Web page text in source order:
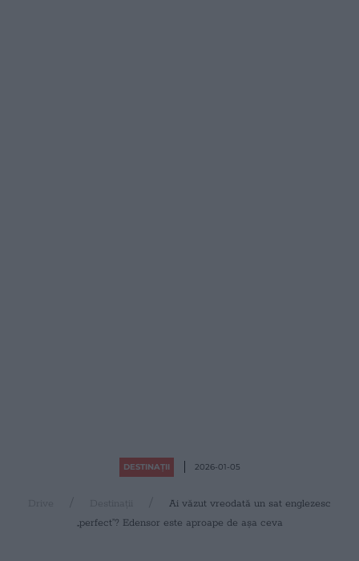
DESTINAȚII 2026-01-05
Drive
Ai văzut vreodată un sat englezesc
„perfect”? Edensor este aproape de așa ceva